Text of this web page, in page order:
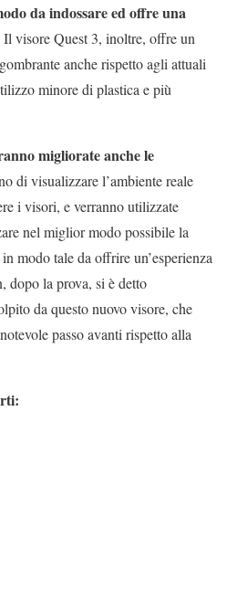
da indossare ed offre una
Il visore Quest 3, inoltre, offre un
anche rispetto agli attuali
minore di plastica e più
migliorate anche le
di visualizzare l’ambiente reale
i visori, e verranno utilizzate
nel miglior modo possibile la
modo tale da offrire un’esperienza
dopo la prova, si è detto
da questo nuovo visore, che
passo avanti rispetto alla